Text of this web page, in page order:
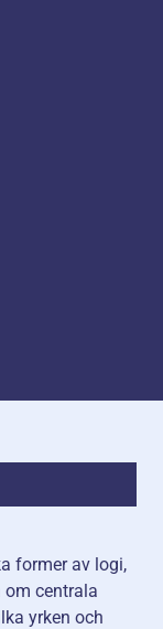
former av logi,
om centrala
yrken och